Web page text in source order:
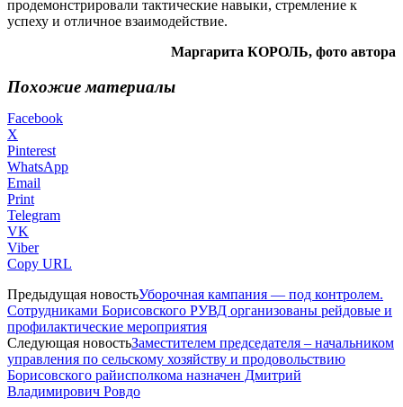
продемонстрировали тактические навыки, стремление к
успеху и отличное взаимодействие.
Маргарита КОРОЛЬ, фото автора
Похожие материалы
Facebook
X
Pinterest
WhatsApp
Email
Print
Telegram
VK
Viber
Copy URL
Предыдущая новостьУборочная кампания — под контролем.
Сотрудниками Борисовского РУВД организованы рейдовые и
профилактические мероприятия
Следующая новостьЗаместителем председателя – начальником
управления по сельскому хозяйству и продовольствию
Борисовского райисполкома назначен Дмитрий
Владимирович Ровдо